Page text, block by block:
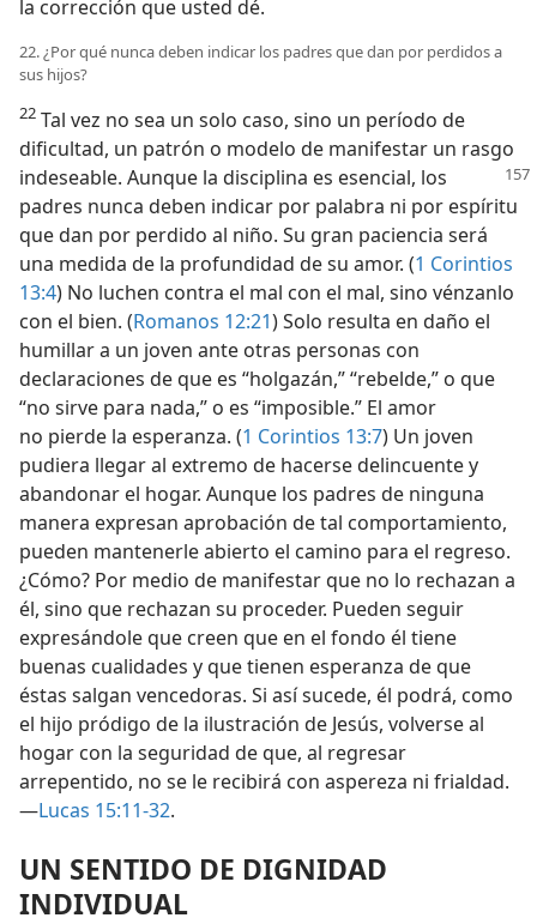
la corrección que usted dé.
22. ¿Por qué nunca deben indicar los padres que dan por perdidos a
sus hijos?
22 Tal vez no sea un solo caso, sino un período de
dificultad, un patrón o modelo de manifestar un rasgo
indeseable. Aunque la disciplina es esencial, los
padres nunca deben indicar por palabra ni por espíritu
que dan por perdido al niño. Su gran paciencia será
una medida de la profundidad de su amor. (1 Corintios
13:4) No luchen contra el mal con el mal, sino vénzanlo
con el bien. (Romanos 12:21) Solo resulta en daño el
humillar a un joven ante otras personas con
declaraciones de que es “holgazán,” “rebelde,” o que
“no sirve para nada,” o es “imposible.” El amor
no pierde la esperanza. (1 Corintios 13:7) Un joven
pudiera llegar al extremo de hacerse delincuente y
abandonar el hogar. Aunque los padres de ninguna
manera expresan aprobación de tal comportamiento,
pueden mantenerle abierto el camino para el regreso.
¿Cómo? Por medio de manifestar que no lo rechazan a
él, sino que rechazan su proceder. Pueden seguir
expresándole que creen que en el fondo él tiene
buenas cualidades y que tienen esperanza de que
éstas salgan vencedoras. Si así sucede, él podrá, como
el hijo pródigo de la ilustración de Jesús, volverse al
hogar con la seguridad de que, al regresar
arrepentido, no se le recibirá con aspereza ni frialdad.
—Lucas 15:11-32.
UN SENTIDO DE DIGNIDAD
INDIVIDUAL